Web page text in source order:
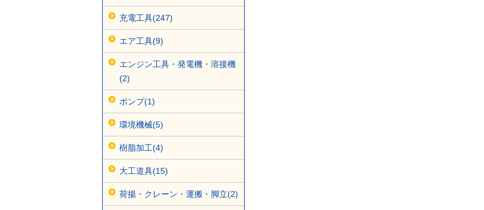
充電工具(247)
エア工具(9)
エンジン工具・発電機・溶接機
(2)
ポンプ(1)
環境機械(5)
樹脂加工(4)
大工道具(15)
荷揚・クレーン・運搬・脚立(2)